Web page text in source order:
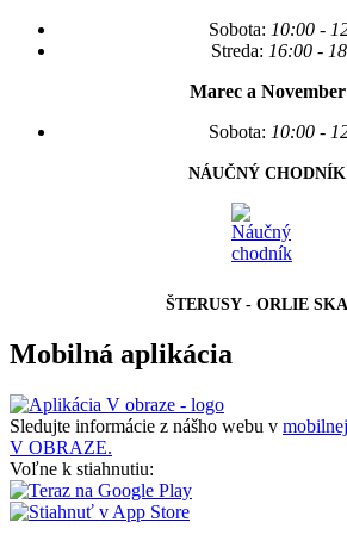
Sobota: 10:00 -
Streda: 16:00 -
Marec a November
Sobota: 10:00 -
NÁUČNÝ CHODNÍK
ŠTERUSY - ORLIE
Mobilná aplikácia
Sledujte informácie z nášho webu v
V OBRAZE.
Voľne k stiahnutiu: